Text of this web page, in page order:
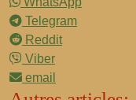
Telegram
Reddit
Viber
email